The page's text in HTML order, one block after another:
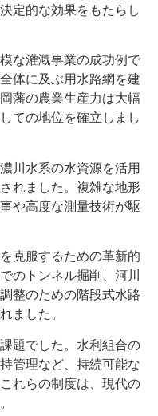
定的な効果をもたらし
な灌漑事業の成功例で
体に及ぶ用水路網を建
藩の農業生産力は大幅
ての地位を確立しまし
川水系の水資源を活用
れました。複雑な地形
や高度な測量技術が駆
克服するための革新的
のトンネル掘削、河川
整のための階段式水路
ました。
題でした。水利組合の
管理など、持続可能な
れらの制度は、現代の